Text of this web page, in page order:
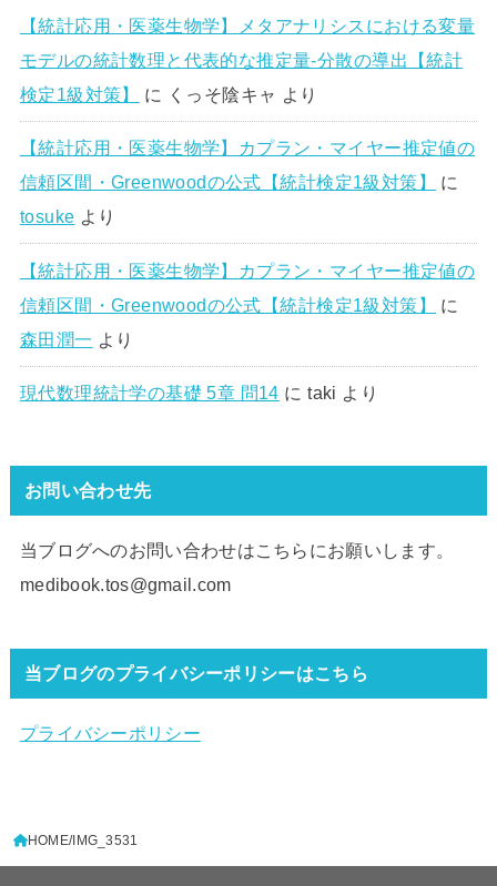
【統計応用・医薬生物学】メタアナリシスにおける変量
モデルの統計数理と代表的な推定量-分散の導出【統計
検定1級対策】
に くっそ陰キャ より
【統計応用・医薬生物学】カプラン・マイヤー推定値の
信頼区間・Greenwoodの公式【統計検定1級対策】
に
tosuke より
【統計応用・医薬生物学】カプラン・マイヤー推定値の
信頼区間・Greenwoodの公式【統計検定1級対策】
に
森田潤一 より
現代数理統計学の基礎 5章 問14 にtaki より
お問い合わせ先
当ブログへのお問い合わせはこちらにお願いします。
medibook.tos@gmail.com
当ブログのプライバシーポリシーはこちら
プライバシーポリシー
HOME IMG_3531